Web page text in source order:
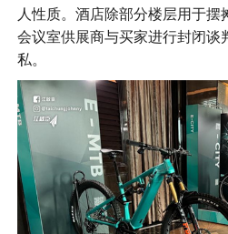
人性质。酒店除部分楼层用于摆
会议室供展商与买家进行封闭谈
私。